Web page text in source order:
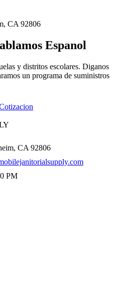
CA 92806
Espanol
y distritos escolares. Diganos
un programa de suministros
CA 92806
PM